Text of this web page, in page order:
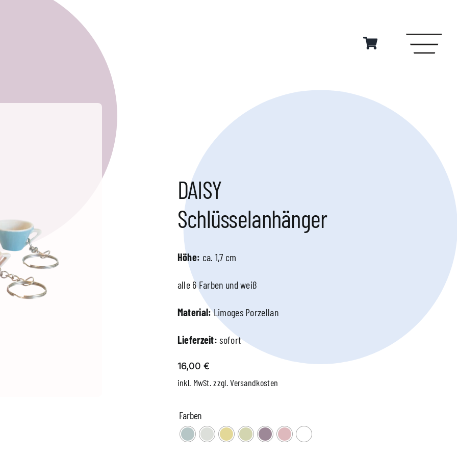
DAISY
Schlüsselanhänger
Höhe: ca. 1,7 cm
alle 6 Farben und weiß
Material:Limoges Porzellan
Lieferzeit: sofort
16,00 €
inkl. MwSt. zzgl.Versandkosten
Farben